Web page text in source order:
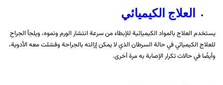
العلاج الكيميائي
يستخدم العلاج بالمواد الكيميائية للإبطاء من سرعة انتشار الورم ونموه، ويلجأ الجراح
للعلاج الكيميائي في حالة السرطان الذي لا يمكن إزالته بالجراحة وفشلت معه الأدوية،
وأيضًا في حالات تكرار الإصابة به مرة أخرى.